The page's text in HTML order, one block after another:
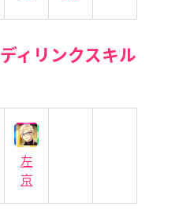
ィリンクスキル
左
京